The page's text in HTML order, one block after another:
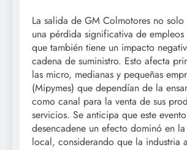
La salida de GM Colmotores no solo
una pérdida significativa de
que también tiene un impacto
cadena de suministro. Esto afecta
las micro, medianas y pequeñas
(Mipymes) que dependían de la
como canal para la venta de sus
servicios. Se anticipa que este evento
desencadene un efecto dominó en
local, considerando que la industria